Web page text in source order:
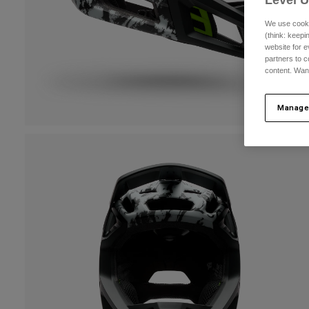
We use
(think:
website for
partners to
content.